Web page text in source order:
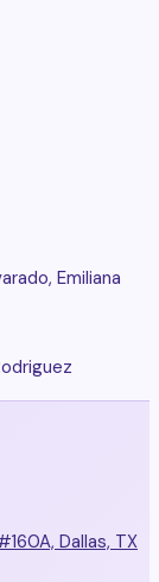
Emiliana
Dallas, TX